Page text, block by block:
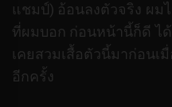
แชมป์) อ้อนลงตัวจริง ผม
ที่ผมบอก ก่อนหน้านี้ก็ดี ไ
เคยสวมเสื้อตัวนี้มาก่อน
อีกครั้ง